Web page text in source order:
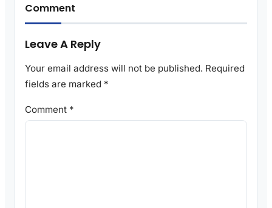
Comment
Leave A Reply
Your email address will not be published. Required
fields are marked *
Comment *